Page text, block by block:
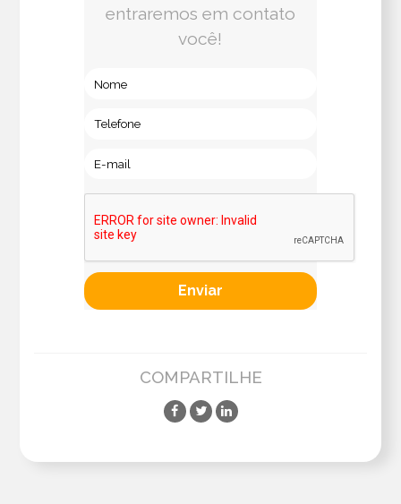
entraremos em contato
você!
COMPARTILHE